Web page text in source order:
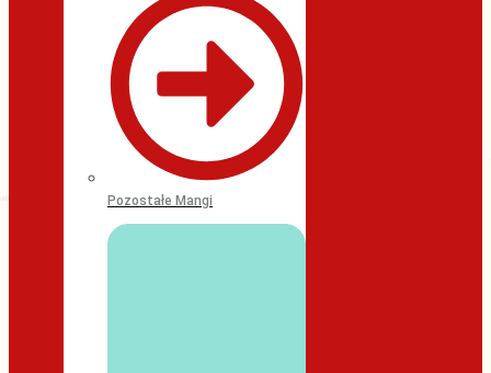
Pozostałe Mangi